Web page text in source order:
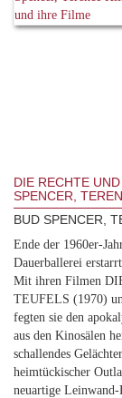
DIE RECHTE
SPENCER,
BUD SPENCER,
Ende der 1960er-
Dauerballerei
Mit ihren Filmen
TEUFELS (1970)
fegten sie den
aus den Kinosälen
schallendes
heimtückischer
neuartige